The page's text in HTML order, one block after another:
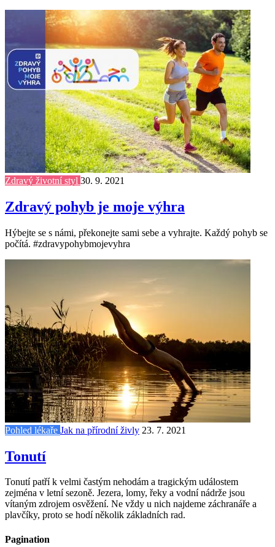
Zdravý životní styl 30. 9. 2021
Zdravý pohyb je moje výhra
Hýbejte se s námi, překonejte sami sebe a vyhrajte. Každý pohyb se
počítá. #zdravypohybmojevyhra
Pohled lékaře Jak na přírodní živly 23. 7. 2021
Tonutí
Tonutí patří k velmi častým nehodám a tragickým událostem
zejména v letní sezoně. Jezera, lomy, řeky a vodní nádrže jsou
vítaným zdrojem osvěžení. Ne vždy u nich najdeme záchranáře a
plavčíky, proto se hodí několik základních rad.
Pagination